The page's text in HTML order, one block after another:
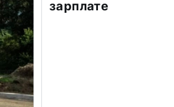
зарплате